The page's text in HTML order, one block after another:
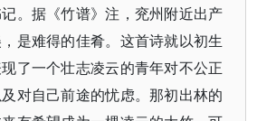
。据《竹谱》注，兖州附近出产
是难得的佳肴。这首诗就以初生
了一个壮志凌云的青年对不公正
对自己前途的忧虑。那初出林的